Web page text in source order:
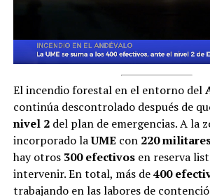
El incendio forestal en el entorno del
continúa descontrolado después de
nivel 2del plan de emergencias. A la
incorporado laUME con 220
hay otros 300 efectivosen reserva
intervenir. En total, más de400
trabajando en las labores de